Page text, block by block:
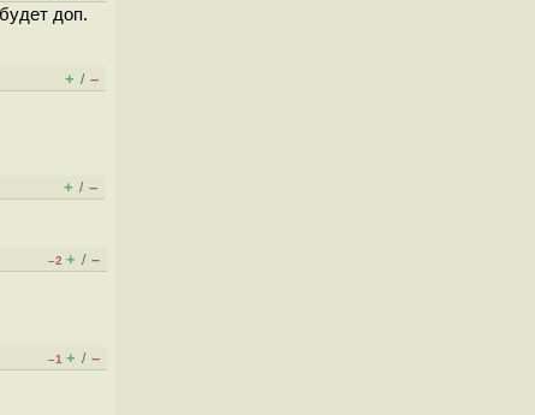
доп.
+ / –
+ / –
–2 + / –
–1 + / –